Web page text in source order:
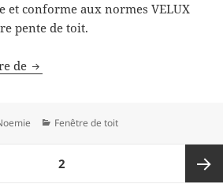
et conforme aux normes VELUX
pente de toit.
de Pente minimale velux, ce que
Catégories
Fenêtre de toit
PAGE2